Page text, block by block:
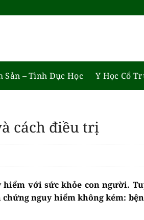
Sản – Tình Dục Học Y Học Cổ
cách điều trị
hiểm với sức khỏe con người.
nguy hiểm không kém: